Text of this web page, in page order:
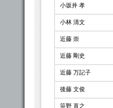
小坂井 孝
小林 清文
近藤 崇
近藤 剛史
近藤 万記子
後藤 文俊
笹野 直之